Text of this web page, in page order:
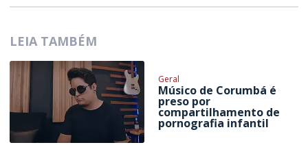
LEIA TAMBÉM
Geral
Músico de Corumbá é
preso por
compartilhamento de
pornografia infantil